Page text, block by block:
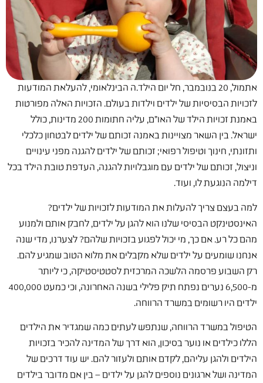
אתמול, 20 בנובמבר, חל יום הילד.ה הבינלאומי, להעלאת המודעות
לזכויות הבסיסיות של ילדים וילדות בעולם. הזכויות האלה מפורטות
באמנת זכויות הילד של האו"ם, עליה חתומות 200 מדינות, כולל
ישראל. בין השאר מצויינות באמנה זכותם של ילדים לבטחון כלכלי
ותזונתי, חינוך וטיפול רפואי; זכותם של ילדים להגנה מפני עינויים
וניצול, זכותם של ילדים עם מוגבלויות להגנה, העדפת טובת הילד בכל
דילמה הנוגעת לו, ועוד.
למה בעצם צריך להעלות את המודעות לזכויות של ילדים?
האינסטינקט הבסיסי שלנו הוא להגן על ילדים, לחבק אותם ולמנוע
מהם כל רע. אם כך, מי יכול לפגוע בזכויות שלהם? לצערנו, מדי שנה
אנחנו שומעים על ילדים שלא מקבלים את מלוא הטוב שמגיע להם.
רק השבוע פרסמה הלשכה המרכזית לסטטיסטיקה, כי ליותר
מ-6,500 נערים נפתח תיק פלילי בשנה האחרונה, וכי כמעט 400,000
ילדים היו רשומים במשרד הרווחה.
הטיפול במשרד הרווחה, שנתפש לעתים כמה שמגדיר את הילדים
הללו כילדים או נוער בסיכון, הוא דרך של המדינה להכיר בזכויות
הילדים ולהגן עליהם, לקדם אותם ולעזור להם. יש עוד דרכים של
המדינה ושל ארגונים נוספים להגן על ילדים – בין אם מדובר בילדים